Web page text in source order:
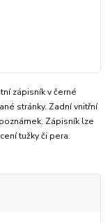
zápisník v černé
stránky. Zadní vnitřní
Zápisník lze
tužky či pera.